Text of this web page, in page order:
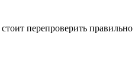
перепроверить